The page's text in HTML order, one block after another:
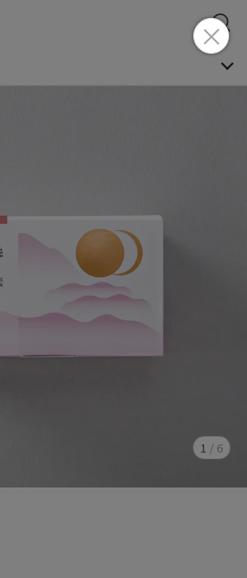
1 / 6